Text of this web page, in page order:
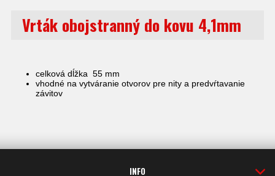
Vrták obojstranný do kovu 4,1mm
celková dĺžka 55 mm
vhodné na vytváranie otvorov pre nity a predvŕtavanie
závitov
INFO